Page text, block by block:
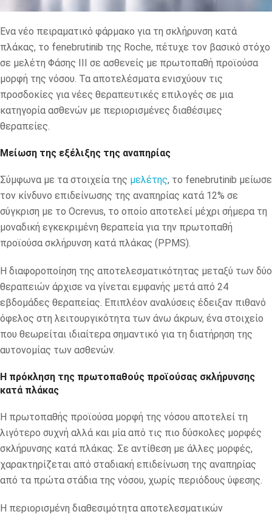
Ένα νέο πειραματικό φάρμακο για τη σκλήρυνση κατά
πλάκας, το fenebrutinib της Roche, πέτυχε τον βασικό στόχο
σε μελέτη Φάσης III σε ασθενείς με πρωτοπαθή προϊούσα
μορφή της νόσου. Τα αποτελέσματα ενισχύουν τις
προσδοκίες για νέες θεραπευτικές επιλογές σε μια
κατηγορία ασθενών με περιορισμένες διαθέσιμες
θεραπείες.
Μείωση της εξέλιξης της αναπηρίας
Σύμφωνα με τα στοιχεία της μελέτης, το fenebrutinib μείωσε
τον κίνδυνο επιδείνωσης της αναπηρίας κατά 12% σε
σύγκριση με το Ocrevus, το οποίο αποτελεί μέχρι σήμερα τη
μοναδική εγκεκριμένη θεραπεία για την πρωτοπαθή
προϊούσα σκλήρυνση κατά πλάκας (PPMS).
Η διαφοροποίηση της αποτελεσματικότητας μεταξύ των δύο
θεραπειών άρχισε να γίνεται εμφανής μετά από 24
εβδομάδες θεραπείας. Επιπλέον αναλύσεις έδειξαν πιθανό
όφελος στη λειτουργικότητα των άνω άκρων, ένα στοιχείο
που θεωρείται ιδιαίτερα σημαντικό για τη διατήρηση της
αυτονομίας των ασθενών.
Η πρόκληση της πρωτοπαθούς προϊούσας σκλήρυνσης
κατά πλάκας
Η πρωτοπαθής προϊούσα μορφή της νόσου αποτελεί τη
λιγότερο συχνή αλλά και μία από τις πιο δύσκολες μορφές
σκλήρυνσης κατά πλάκας. Σε αντίθεση με άλλες μορφές,
χαρακτηρίζεται από σταδιακή επιδείνωση της αναπηρίας
από τα πρώτα στάδια της νόσου, χωρίς περιόδους ύφεσης.
Η περιορισμένη διαθεσιμότητα αποτελεσματικών